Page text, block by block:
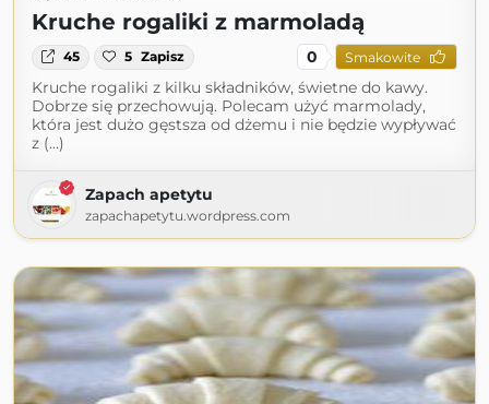
Kruche rogaliki z marmoladą
45 5 Zapisz 0 Smakowite
Kruche rogaliki z kilku składników, świetne do kawy.
Dobrze się przechowują. Polecam użyć marmolady,
która jest dużo gęstsza od dżemu i nie będzie wypływać
z (...)
Zapach apetytu
zapachapetytu.wordpress.com